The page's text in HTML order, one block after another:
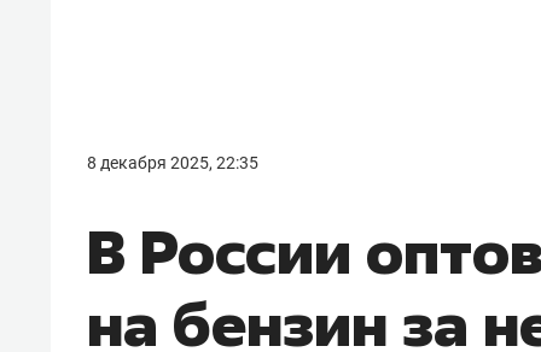
8 декабря 2025, 22:35
В России
на бензин за